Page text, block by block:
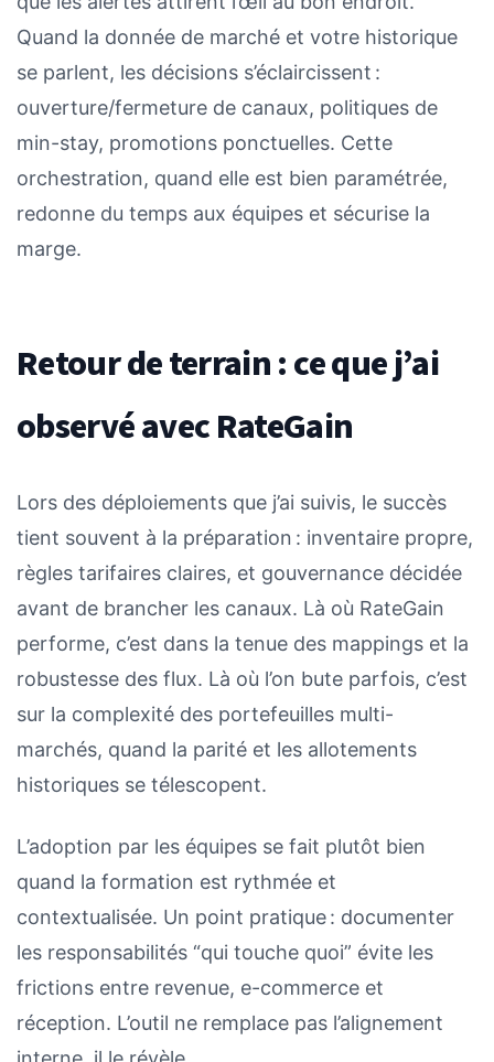
Quand la donnée de marché et votre historique
se parlent, les décisions s’éclaircissent :
ouverture/fermeture de canaux, politiques de
min-stay, promotions ponctuelles. Cette
orchestration, quand elle est bien paramétrée,
redonne du temps aux équipes et sécurise la
marge.
Retour de terrain : ce que j’ai
observé avec RateGain
Lors des déploiements que j’ai suivis, le succès
tient souvent à la préparation : inventaire propre,
règles tarifaires claires, et gouvernance décidée
avant de brancher les canaux. Là où RateGain
performe, c’est dans la tenue des mappings et la
robustesse des flux. Là où l’on bute parfois, c’est
sur la complexité des portefeuilles multi-
marchés, quand la parité et les allotements
historiques se télescopent.
L’adoption par les équipes se fait plutôt bien
quand la formation est rythmée et
contextualisée. Un point pratique : documenter
les responsabilités “qui touche quoi” évite les
frictions entre revenue, e-commerce et
réception. L’outil ne remplace pas l’alignement